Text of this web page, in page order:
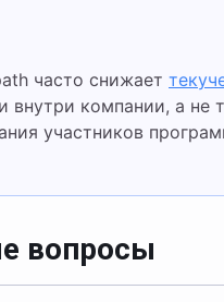
часто снижает
внутри компании, а не
участников
вопросы